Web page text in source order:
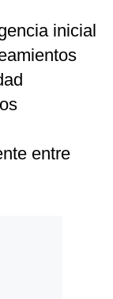
inicial
entre